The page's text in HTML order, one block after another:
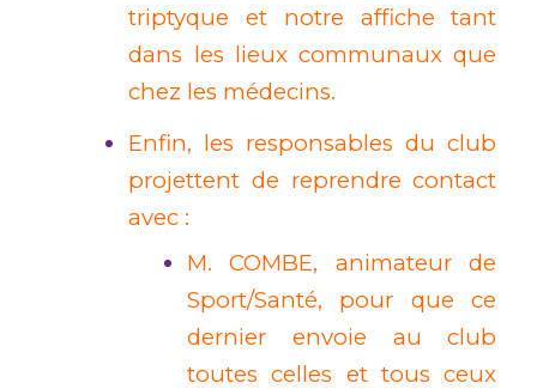
triptyque et notre affiche tant
dans les lieux communaux que
chez les médecins.
Enfin, les responsables du club
projettent de reprendre contact
avec :
M. COMBE, animateur de
Sport/Santé, pour que ce
dernier envoie au club
toutes celles et tous ceux